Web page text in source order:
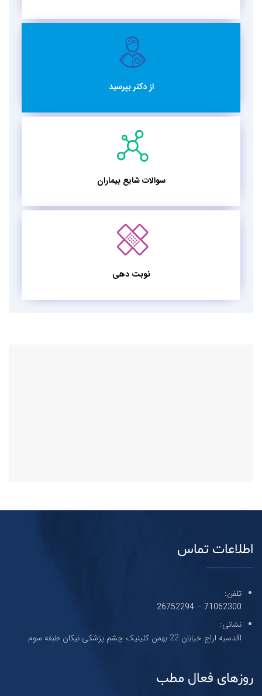
از دکتر بپرسید
سوالات شایع بیماران
نوبت دهی
اطلاعات تماس
تلفن:
71062300
–
26752294
نشانی:
اقدسیه اراج خیابان 22 بهمن کلینیک چشم پزشکی نیکان طبقه سوم
روزهای فعال مطب